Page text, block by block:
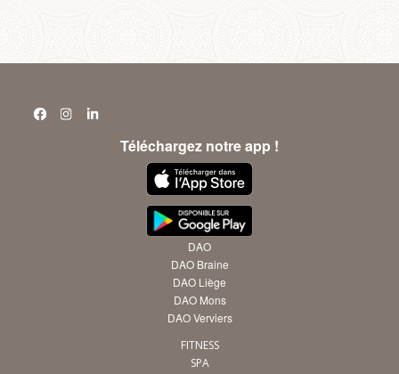
Téléchargez notre app !
DAO
DAO Braine
DAO Liège
DAO Mons
DAO Verviers
FITNESS
SPA